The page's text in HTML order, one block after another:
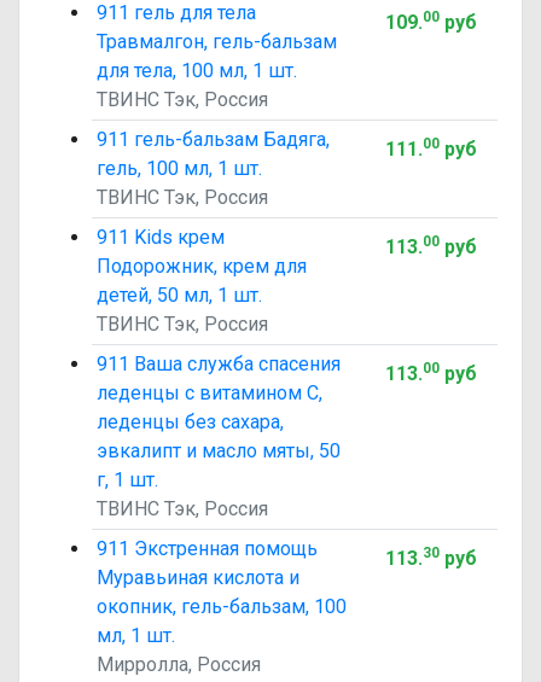
911 гель для тела
Травмалгон, гель-бальзам
для тела, 100 мл, 1 шт.
ТВИНС Тэк, Россия
109.00руб
911 гель-бальзам Бадяга,
гель, 100 мл, 1 шт.
ТВИНС Тэк, Россия
111.00руб
911 Kids крем
Подорожник, крем для
детей, 50 мл, 1 шт.
ТВИНС Тэк, Россия
113.00руб
911 Ваша служба спасения
леденцы с витамином C,
леденцы без сахара,
эвкалипт и масло мяты, 50
г, 1 шт.
ТВИНС Тэк, Россия
113.00руб
911 Экстренная помощь
Муравьиная кислота и
окопник, гель-бальзам, 100
мл, 1 шт.
Мирролла, Россия
113.30руб